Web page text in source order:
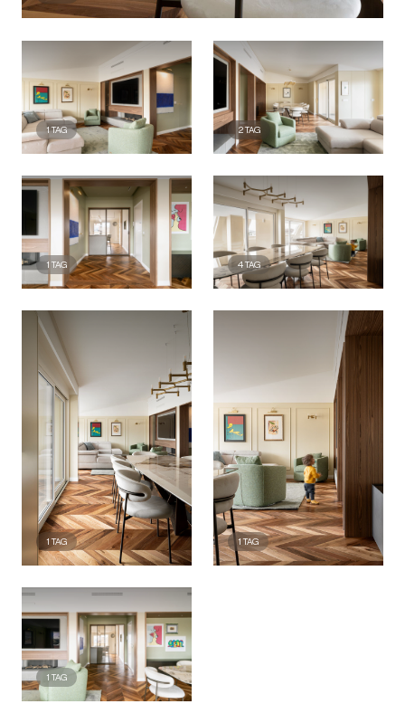
1TAG
1 TAG
1 TAG
1 TAG
2TAG
4TAG
1 TAG